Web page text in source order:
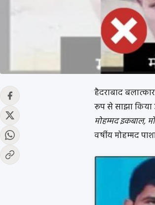
हैदराबाद
रूप से साझा किया
मोहम्मद इकबाल,
वर्षीय मोहम्मद